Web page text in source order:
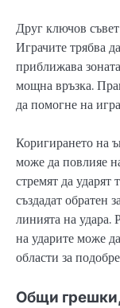
Друг ключов
Играчите трябва
приближава
мощна връзка.
да помогне на
Коригирането на
може да повлияе
стремят да ударят
създадат обратен
линията на удара.
на ударите може
области за
Общи грешки,